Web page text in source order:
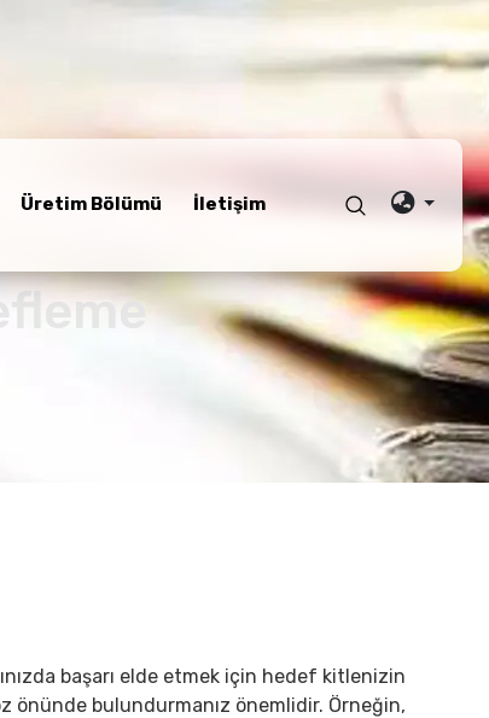
Üretim Bölümü İletişim
başarı elde etmek için hedef kitlenizin
önünde bulundurmanız önemlidir. Örneğin,